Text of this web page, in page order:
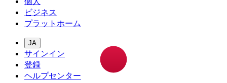
ビジネス
プラットホーム
JA
サインイン
登録
ヘルプセンター